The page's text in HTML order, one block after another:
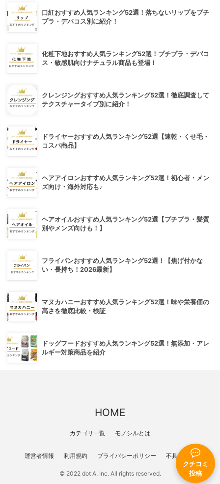
クチコミ
投稿
口紅おすすめ人気ランキング52選！落ちないリップをプチ
プラ・デパコス別に紹介！
化粧下地おすすめ人気ランキング52選！プチプラ・デパコ
ス・敏感肌向けナチュラル商品も登場！
クレンジングおすすめ人気ランキング52選！徹底調査して
テクスチャータイプ別に紹介！
ドライヤーおすすめ人気ランキング52選【速乾・くせ毛・
コスパ商品】
ヘアアイロンおすすめ人気ランキング52選！初心者・メン
ズ向け・海外対応も♪
ヘアオイルおすすめ人気ランキング52選【プチプラ・髪質
別やメンズ向けも！】
フライパンおすすめ人気ランキング52選！【焦げ付かな
い・長持ち！2026最新】
マヌカハニーおすすめ人気ランキング52選！味や栄養価の
高さを徹底比較・検証
ドッグフードおすすめ人気ランキング52選！無添加・アレ
ルギー対策商品を紹介
HOME
カテゴリ一覧 モノシルとは
運営者情報 利用規約 プライバシーポリシー 不具合報告
© 2022 dot A, Inc. All rights reserved.